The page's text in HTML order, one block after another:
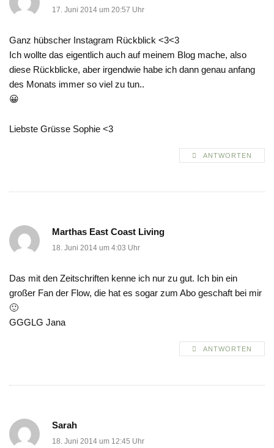
17. Juni 2014 um 20:57 Uhr
Ganz hübscher Instagram Rückblick <3<3
Ich wollte das eigentlich auch auf meinem Blog mache, also
diese Rückblicke, aber irgendwie habe ich dann genau anfang
des Monats immer so viel zu tun..
😀
Liebste Grüsse Sophie <3
ANTWORTEN
Marthas East Coast Living
18. Juni 2014 um 4:03 Uhr
Das mit den Zeitschriften kenne ich nur zu gut. Ich bin ein
großer Fan der Flow, die hat es sogar zum Abo geschaft bei mir
🙂
GGGLG Jana
ANTWORTEN
Sarah
18. Juni 2014 um 12:45 Uhr